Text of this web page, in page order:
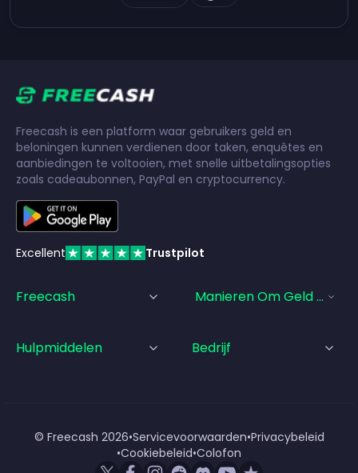
Freecash is een platform waar gebruikers geld en
beloningen kunnen verdienen door taken, enquêtes en
aanbiedingen te voltooien, met snelle uitbetalingsopties
zoals cadeaubonnen, PayPal en cryptocurrency.
Excellent Trustpilot
Freecash Manieren Om Geld Te
Hulpmiddelen Bedrijf
© Freecash 2026•Servicevoorwaarden•Privacybeleid
•Cookiebeleid•Colofon